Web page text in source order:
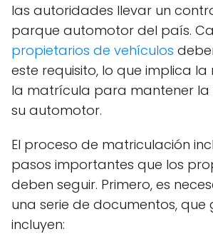
las autoridades llevar un
parque automotor del país.
propietarios de vehículos
este requisito, lo que implica
la matrícula para mantener
su automotor.
El proceso de matriculación
pasos importantes que los
deben seguir. Primero, es
una serie de documentos, que
incluyen: